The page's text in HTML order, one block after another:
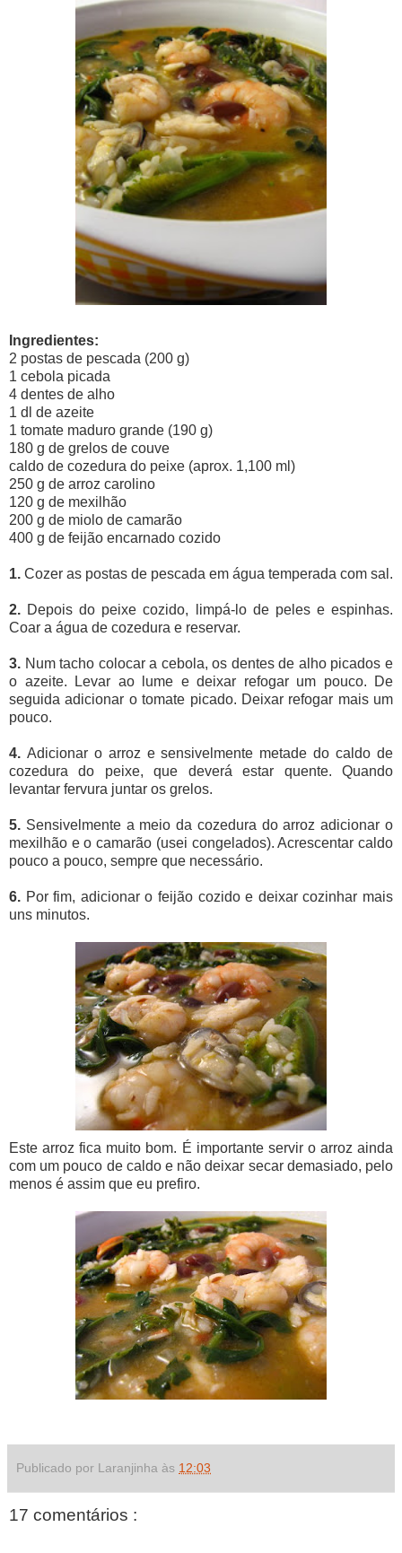
Ingredientes:
2 postas de pescada (200 g)
1 cebola picada
4 dentes de alho
1 dl de azeite
1 tomate maduro grande (190 g)
180 g de grelos de couve
caldo de cozedura do peixe (aprox. 1,100 ml)
250 g de arroz carolino
120 g de mexilhão
200 g de miolo de camarão
400 g de feijão encarnado cozido
1. Cozer as postas de pescada em água temperada com sal.
2. Depois do peixe cozido, limpá-lo de peles e espinhas.
Coar a água de cozedura e reservar.
3. Num tacho colocar a cebola, os dentes de alho picados e
o azeite. Levar ao lume e deixar refogar um pouco. De
seguida adicionar o tomate picado. Deixar refogar mais um
pouco.
4. Adicionar o arroz e sensivelmente metade do caldo de
cozedura do peixe, que deverá estar quente. Quando
levantar fervura juntar os grelos.
5. Sensivelmente a meio da cozedura do arroz adicionar o
mexilhão e o camarão (usei congelados). Acrescentar caldo
pouco a pouco, sempre que necessário.
6. Por fim, adicionar o feijão cozido e deixar cozinhar mais
uns minutos.
Este arroz fica muito bom. É importante servir o arroz ainda
com um pouco de caldo e não deixar secar demasiado, pelo
menos é assim que eu prefiro.
Publicado por Laranjinha às 12:03
17 comentários :